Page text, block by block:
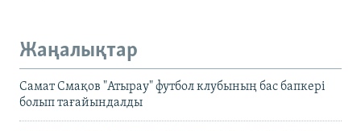
Жаңалықтар
Самат Смақов "Атырау" футбол клубының бас бапкері
болып тағайындалды